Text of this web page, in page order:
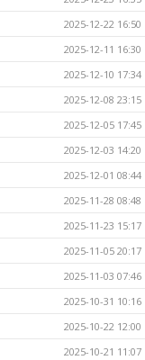
2025-12-22 16:50
2025-12-11 16:30
2025-12-10 17:34
2025-12-08 23:15
2025-12-05 17:45
2025-12-03 14:20
2025-12-01 08:44
2025-11-28 08:48
2025-11-23 15:17
2025-11-05 20:17
2025-11-03 07:46
2025-10-31 10:16
2025-10-22 12:00
2025-10-21 11:07